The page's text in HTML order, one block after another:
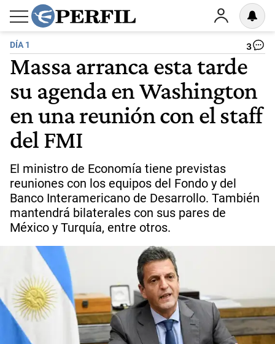
DÍA 1 3
Massa arranca esta tarde
su agenda en Washington
en una reunión con el staff
del FMI
El ministro de Economía tiene previstas
reuniones con los equipos del Fondo y del
Banco Interamericano de Desarrollo. También
mantendrá bilaterales con sus pares de
México y Turquía, entre otros.